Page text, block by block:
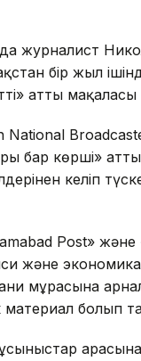
журналист
бір жыл ішінде
атты мақаласы
бар көрші»
келіп
Post»
және
мұрасына
материал болып